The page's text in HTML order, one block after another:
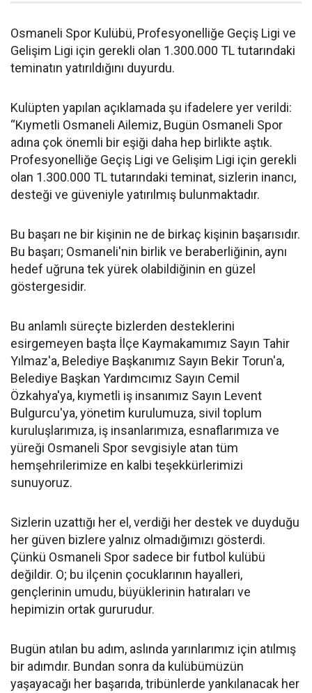
Osmaneli Spor Kulübü, Profesyonelliğe Geçiş Ligi ve
Gelişim Ligi için gerekli olan 1.300.000 TL tutarındaki
teminatın yatırıldığını duyurdu.
Kulüpten yapılan açıklamada şu ifadelere yer verildi:
“Kıymetli Osmaneli Ailemiz, Bugün Osmaneli Spor
adına çok önemli bir eşiği daha hep birlikte aştık.
Profesyonelliğe Geçiş Ligi ve Gelişim Ligi için gerekli
olan 1.300.000 TL tutarındaki teminat, sizlerin inancı,
desteği ve güveniyle yatırılmış bulunmaktadır.
Bu başarı ne bir kişinin ne de birkaç kişinin başarısıdır.
Bu başarı; Osmaneli'nin birlik ve beraberliğinin, aynı
hedef uğruna tek yürek olabildiğinin en güzel
göstergesidir.
Bu anlamlı süreçte bizlerden desteklerini
esirgemeyen başta İlçe Kaymakamımız Sayın Tahir
Yılmaz'a, Belediye Başkanımız Sayın Bekir Torun'a,
Belediye Başkan Yardımcımız Sayın Cemil
Özkahya'ya, kıymetli iş insanımız Sayın Levent
Bulgurcu'ya, yönetim kurulumuza, sivil toplum
kuruluşlarımıza, iş insanlarımıza, esnaflarımıza ve
yüreği Osmaneli Spor sevgisiyle atan tüm
hemşehrilerimize en kalbi teşekkürlerimizi
sunuyoruz.
Sizlerin uzattığı her el, verdiği her destek ve duyduğu
her güven bizlere yalnız olmadığımızı gösterdi.
Çünkü Osmaneli Spor sadece bir futbol kulübü
değildir. O; bu ilçenin çocuklarının hayalleri,
gençlerinin umudu, büyüklerinin hatıraları ve
hepimizin ortak gururudur.
Bugün atılan bu adım, aslında yarınlarımız için atılmış
bir adımdır. Bundan sonra da kulübümüzün
yaşayacağı her başarıda, tribünlerde yankılanacak her